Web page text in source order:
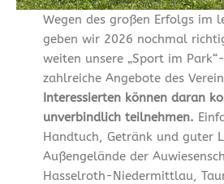
Wegen des großen Erfolgs im
geben wir 2026 nochmal
weiten unsere „Sport im
zahlreiche Angebote des
Interessierten können daran
unverbindlich teilnehmen.
Handtuch, Getränk und guter
Außengelände der
Hasselroth-Niedermittlau,